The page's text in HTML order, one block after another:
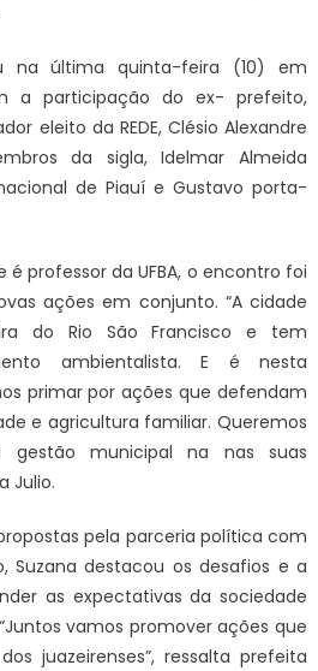
na última quinta-feira (10) em
a participação do ex- prefeito,
eleito da REDE, Clésio Alexandre
da sigla, Idelmar Almeida
de Piauí e Gustavo porta-
é professor da UFBA, o encontro foi
ações em conjunto. “A cidade
do Rio São Francisco e tem
ambientalista. E é nesta
primar por ações que defendam
e agricultura familiar. Queremos
gestão municipal na nas suas
Julio.
pela parceria política com
Suzana destacou os desafios e a
as expectativas da sociedade
vamos promover ações que
juazeirenses”, ressalta prefeita